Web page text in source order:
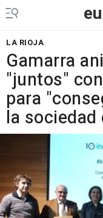
LA RIOJA
Gamarra
"juntos"
para
la sociedad